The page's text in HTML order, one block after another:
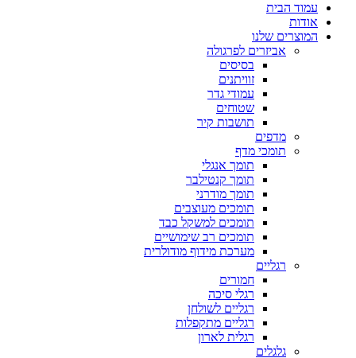
עמוד הבית
אודות
המוצרים שלנו
אביזרים לפרגולה
בסיסים
זוויתנים
עמודי גדר
שטוחים
תושבות קיר
מדפים
תומכי מדף
תומך אנגלי
תומך קנטילבר
תומך מודרני
תומכים מעוצבים
תומכים למשקל כבד
תומכים רב שימושיים
מערכת מידוף מודולרית
רגליים
חמורים
רגלי סיכה
רגליים לשולחן
רגליים מתקפלות
רגלית לארון
גלגלים